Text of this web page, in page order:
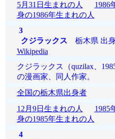
5月31日生まれの人
1986
身の1986年生まれの人
3
クジラックス 栃木県 出
Wikipedia
クジラックス（quzilax、
の漫画家、同人作家。
全国の栃木県出身者
12月9日生まれの人
1985
身の1985年生まれの人
4